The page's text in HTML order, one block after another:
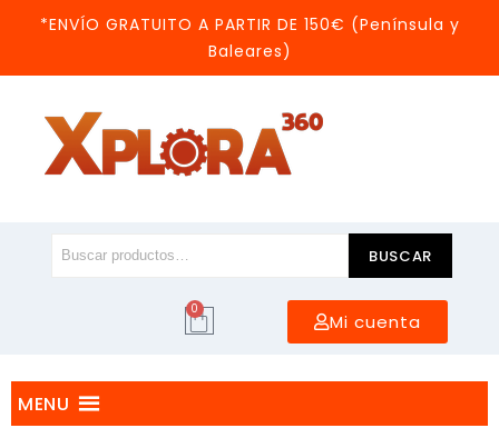
*ENVÍO GRATUITO A PARTIR DE 150€ (Península y
Baleares)
BUSCAR
0
Mi cuenta
MENU